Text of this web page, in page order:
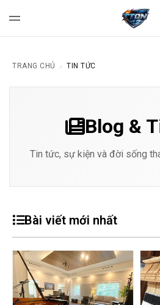
TRANG CHỦ / TIN TỨC
Blog &
Tin tức, sự kiện và đời sống
Bài viết mới nhất